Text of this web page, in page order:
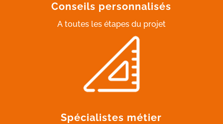
Conseils personnalisés
A toutes les étapes du projet
Spécialistes métier